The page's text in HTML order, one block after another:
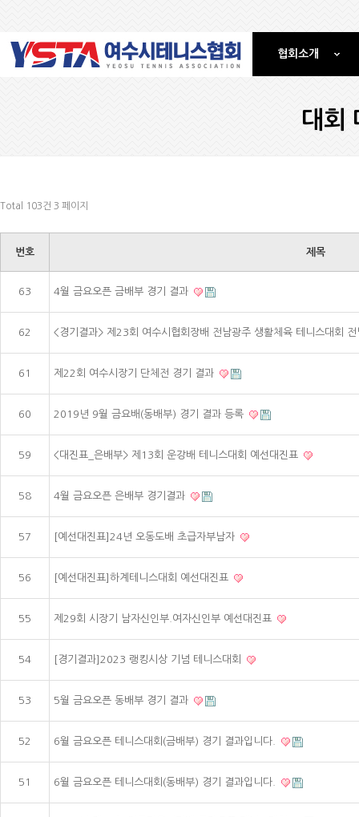
협회소개
대회
Total 103건 3 페이지
번호 제목
63 4월 금요오픈 금배부 경기 결과
62 <경기결과> 제23회 여수시협회장배 전남광주 생활체육 테니스대회
61 제22회 여수시장기 단체전 경기 결과
60 2019년 9월 금요배(동배부) 경기 결과 등록
59 <대진표_은배부> 제13회 운강배 테니스대회 예선대진표
58 4월 금요오픈 은배부 경기결과
57 [예선대진표]24년 오동도배 초급자부남자
56 [예선대진표]하계테니스대회 예선대진표
55 제29회 시장기 남자신인부.여자신인부 예선대진표
54 [경기결과]2023 랭킹시상 기념 테니스대회
53 5월 금요오픈 동배부 경기 결과
52 6월 금요오픈 테니스대회(금배부) 경기 결과입니다.
51 6월 금요오픈 테니스대회(동배부) 경기 결과입니다.